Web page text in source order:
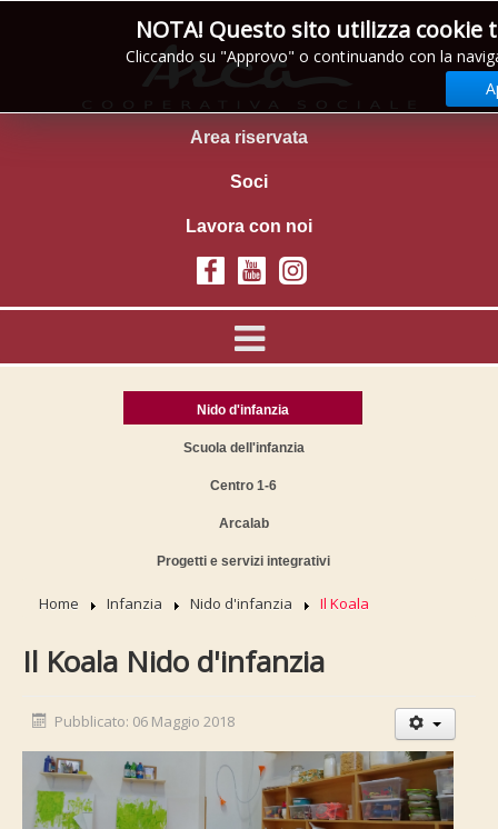
Area riservata
Soci
Lavora con noi
Nido d'infanzia
Scuola dell'infanzia
Centro 1-6
Arcalab
Progetti e servizi integrativi
Home Infanzia Nido d'infanzia Il Koala
Il Koala Nido d'infanzia
Pubblicato: 06 Maggio 2018
NOTA! Questo sito utilizza
Cliccando su "Approvo" o continuando con la